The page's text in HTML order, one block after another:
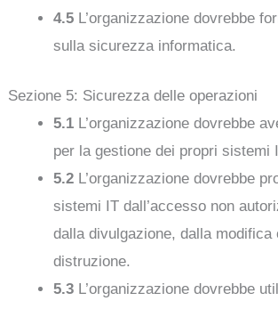
4.5 L’organizzazione dovrebbe
sulla sicurezza informatica.
Sezione 5: Sicurezza delle operazioni
5.1 L’organizzazione dovrebbe
per la gestione dei propri sistemi
5.2 L’organizzazione dovrebbe
sistemi IT dall’accesso non
dalla divulgazione, dalla modifica
distruzione.
5.3 L’organizzazione dovrebbe